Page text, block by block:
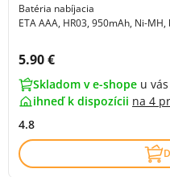
Batéria nabíjacia
ETA AAA, HR03, 950mAh, Ni-
Cena s DPH:
5.90 €
Skladom v e-shope u
ihneď k dispozícii na 4
4.8